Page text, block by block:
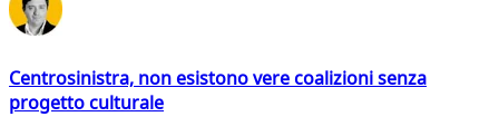
Centrosinistra, non esistono vere coalizioni senza
progetto culturale